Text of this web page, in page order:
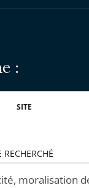
:
SITE
RECHERCHÉ